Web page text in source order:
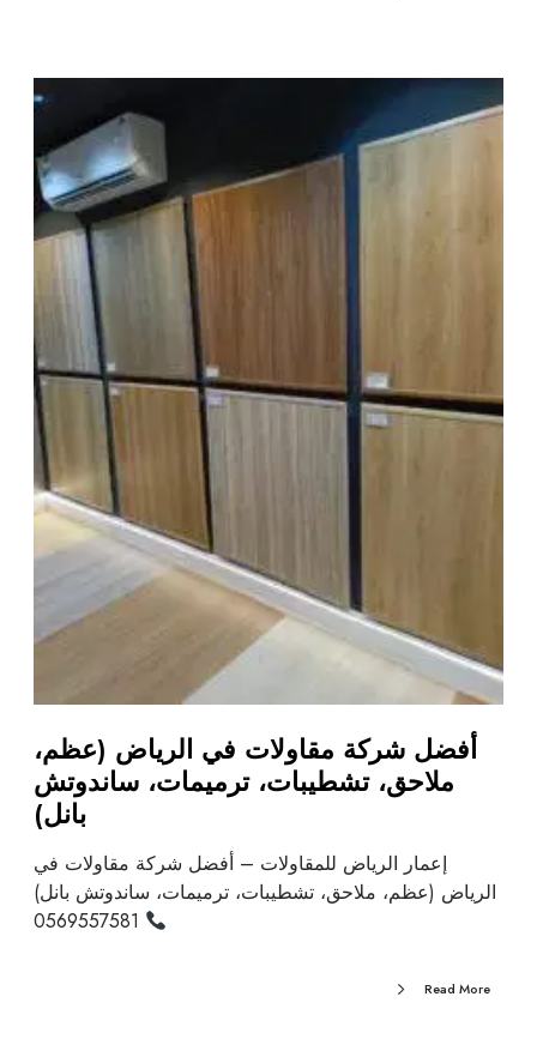
أفضل شركة مقاولات في الرياض (عظم،
ملاحق، تشطيبات، ترميمات، ساندوتش
بانل)
إعمار الرياض للمقاولات – أفضل شركة مقاولات في
الرياض (عظم، ملاحق، تشطيبات، ترميمات، ساندوتش بانل)
Read More